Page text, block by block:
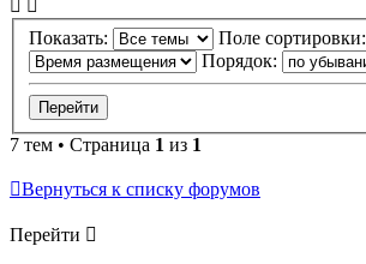
Показать:
Поле сортировки:
Порядок:
7 тем • Страница 1 из 1
Вернуться к списку форумов
Перейти